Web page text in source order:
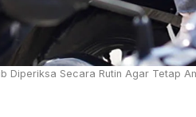
Diperiksa Secara Rutin Agar Tetap